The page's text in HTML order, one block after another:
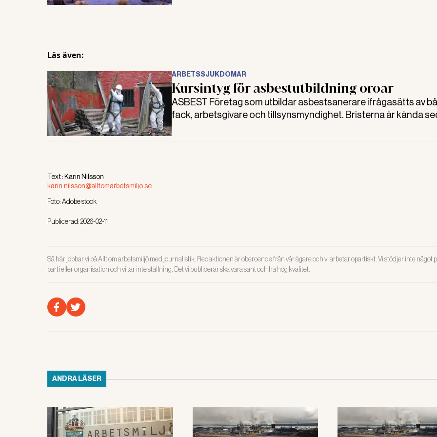
Läs även:
ARBETSSJUKDOMAR
Kursintyg för asbestutbildning oroar
ASBEST Företag som utbildar asbestsanerare ifrågasätts av
fack, arbetsgivare och tillsynsmyndighet. Bristerna är kända
Text : Karin Nilsson
karin.nilsson@alltomarbetsmiljo.se
Foto:Adobe stock
Publicerad:2026-02-11
Så här jobbar vi på Allt om arbetsmiljö med journalistik. Redaktionen är oberoende från vår ägare och vi arbetar opartiskt. Vi stödjer inte något
parti eller organisation och vi tar inte ställning. Det vi publicerar ska vara sant och ha hög kvalitet.
ANDRA LÄSER